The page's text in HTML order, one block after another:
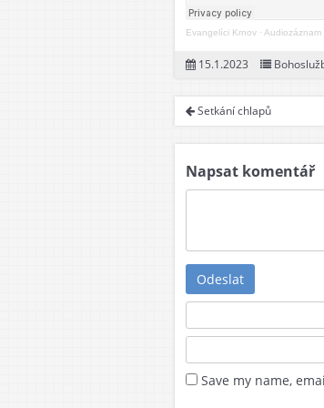
Evangelíci Krnov ·
15.1.2023
Setkání chlapů
Napsat komentář
Odeslat
Save my name,